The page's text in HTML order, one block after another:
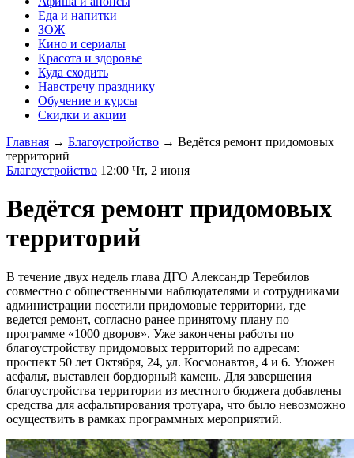
Еда и напитки
ЗОЖ
Кино и сериалы
Красота и здоровье
Куда сходить
Навстречу празднику
Обучение и курсы
Скидки и акции
Главная → Благоустройство → Ведётся ремонт придомовых
территорий
Благоустройство 12:00 Чт, 2 июня
Ведётся ремонт придомовых
территорий
В течение двух недель глава ДГО Александр Теребилов
совместно с общественными наблюдателями и сотрудниками
администрации посетили придомовые территории, где
ведется ремонт, согласно ранее принятому плану по
программе «1000 дворов». Уже закончены работы по
благоустройству придомовых территорий по адресам:
проспект 50 лет Октября, 24, ул. Космонавтов, 4 и 6. Уложен
асфальт, выставлен бордюрный камень. Для завершения
благоустройства территории из местного бюджета добавлены
средства для асфальтирования тротуара, что было невозможно
осуществить в рамках программных мероприятий.